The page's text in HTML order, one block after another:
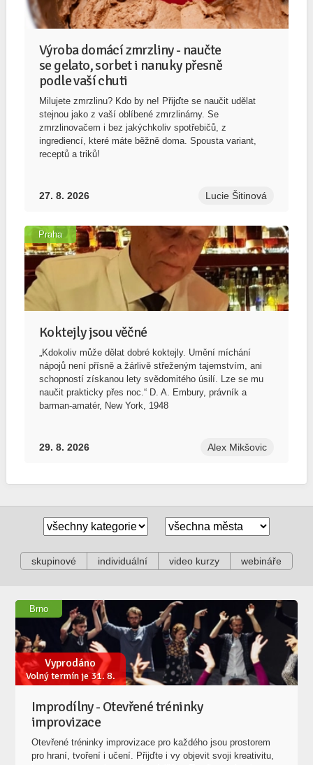
Výroba domácí zmrzliny - naučte
se gelato, sorbet i nanuky přesně
podle vaší chuti
Milujete zmrzlinu? Kdo by ne! Přijďte se naučit udělat
stejnou jako z vaší oblíbené zmrzlinárny. Se
zmrzlinovačem i bez jakýchkoliv spotřebičů, z
ingrediencí, které máte běžně doma. Spousta variant,
receptů a triků!
27. 8. 2026 Lucie Šitinová
Koktejly jsou věčné
„Kdokoliv může dělat dobré koktejly. Umění míchání
nápojů není přísně a žárlivě střeženým tajemstvím, ani
schopností získanou lety svědomitého úsilí. Lze se mu
naučit prakticky přes noc.“ D. A. Embury, právník a
barman-amatér, New York, 1948
29. 8. 2026 Alex Mikšovic
Praha
skupinové individuální video kurzy webináře
Vyprodáno
Volný termín je 31. 8.
Improdílny - Otevřené tréninky
improvizace
Otevřené tréninky improvizace pro každého jsou prostorem
pro hraní, tvoření i učení. Přijďte i vy objevit svoji kreativitu,
Brno